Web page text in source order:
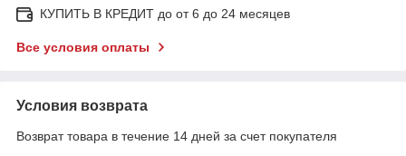
КУПИТЬ В КРЕДИТ до от 6 до 24 месяцев
Все условия оплаты
Условия возврата
Возврат товара в течение 14 дней за счет покупателя